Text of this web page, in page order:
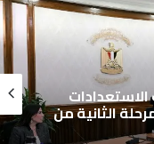
الثانية من